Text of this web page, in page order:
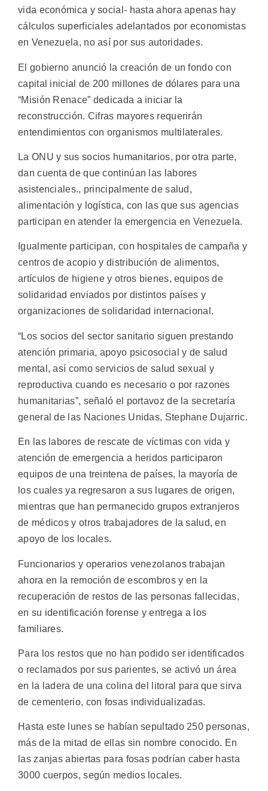
vida económica y social- hasta ahora apenas hay
cálculos superficiales adelantados por economistas
en Venezuela, no así por sus autoridades.
El gobierno anunció la creación de un fondo con
capital inicial de 200 millones de dólares para una
“Misión Renace” dedicada a iniciar la
reconstrucción. Cifras mayores requerirán
entendimientos con organismos multilaterales.
La ONU y sus socios humanitarios, por otra parte,
dan cuenta de que continúan las labores
asistenciales., principalmente de salud,
alimentación y logística, con las que sus agencias
participan en atender la emergencia en Venezuela.
Igualmente participan, con hospitales de campaña y
centros de acopio y distribución de alimentos,
artículos de higiene y otros bienes, equipos de
solidaridad enviados por distintos países y
organizaciones de solidaridad internacional.
“Los socios del sector sanitario siguen prestando
atención primaria, apoyo psicosocial y de salud
mental, así como servicios de salud sexual y
reproductiva cuando es necesario o por razones
humanitarias”, señaló el portavoz de la secretaría
general de las Naciones Unidas, Stephane Dujarric.
En las labores de rescate de víctimas con vida y
atención de emergencia a heridos participaron
equipos de una treintena de países, la mayoría de
los cuales ya regresaron a sus lugares de origen,
mientras que han permanecido grupos extranjeros
de médicos y otros trabajadores de la salud, en
apoyo de los locales.
Funcionarios y operarios venezolanos trabajan
ahora en la remoción de escombros y en la
recuperación de restos de las personas fallecidas,
en su identificación forense y entrega a los
familiares.
Para los restos que no han podido ser identificados
o reclamados por sus parientes, se activó un área
en la ladera de una colina del litoral para que sirva
de cementerio, con fosas individualizadas.
Hasta este lunes se habían sepultado 250 personas,
más de la mitad de ellas sin nombre conocido. En
las zanjas abiertas para fosas podrían caber hasta
3000 cuerpos, según medios locales.